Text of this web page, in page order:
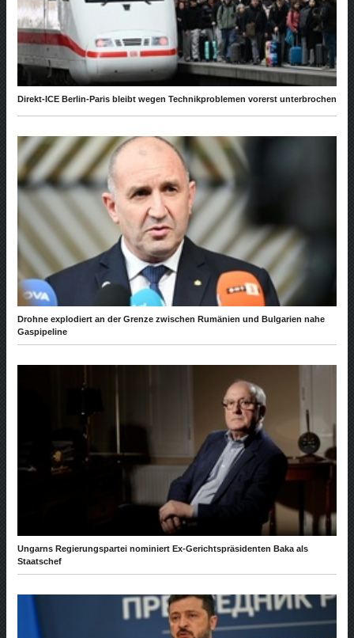
Direkt-ICE Berlin-Paris bleibt wegen Technikproblemen vorerst unterbrochen
Drohne explodiert an der Grenze zwischen Rumänien und Bulgarien nahe
Gaspipeline
Ungarns Regierungspartei nominiert Ex-Gerichtspräsidenten Baka als
Staatschef